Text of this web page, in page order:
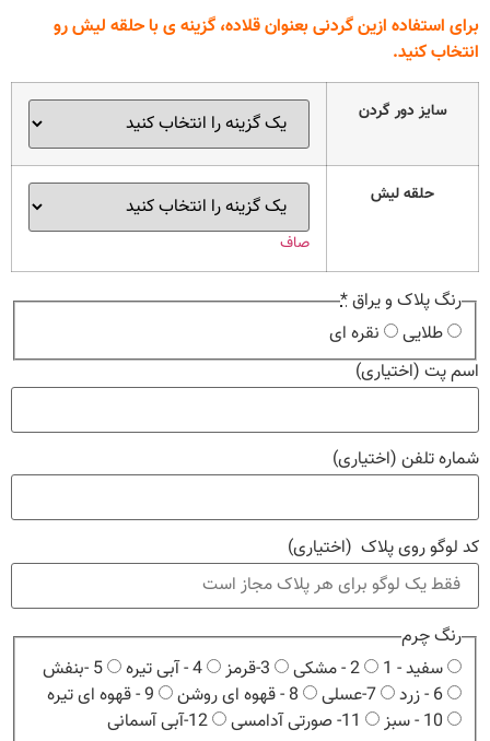
برای استفاده ازین گردنی بعنوان قلاده، گزینه ی با حلقه لیش رو
انتخاب کنید.
سایز دور گردن
حلقه لیش
صاف
رنگ پلاک و یراق*
اسم پت (اختیاری)
شماره تلفن (اختیاری)
کد لوگو روی پلاک (اختیاری)
رنگ چرم